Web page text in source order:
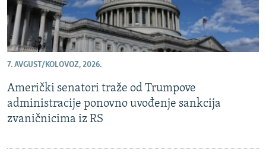
TRI DECENIJE OD RATA U BIH
SVE KARTE DEJTONA
NASTANAK I RASPAD JUGOSLAVIJE
7. AVGUST/KOLOVOZ, 2026.
Američki senatori traže od Trumpove
administracije ponovno uvođenje sankcija
zvaničnicima iz RS